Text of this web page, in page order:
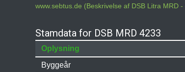
www.sebtus.de (Beskrivelse af DSB Litra MRD
Stamdata for DSB MRD 4233
Oplysning
Byggeår